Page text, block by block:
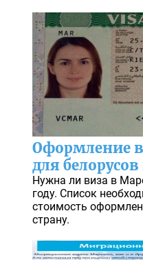
Оформление
для белорусов
Нужна ли виза в
году. Список
стоимость
страну.